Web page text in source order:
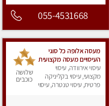
055-4531668
מעסה אלופה כל סוגי
העיסויים מעסה מקצועית
ואיכותית פרטי!!
עיסוי אירוודה, עיסוי
מקצועי, עיסוי בקליניקה
פרטית, עיסוי טנטרה, עיסוי
שלושה
כוכבים